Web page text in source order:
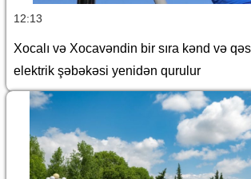
12:13
Xocalı və Xocavəndin bir sıra kənd və
elektrik şəbəkəsi yenidən qurulur